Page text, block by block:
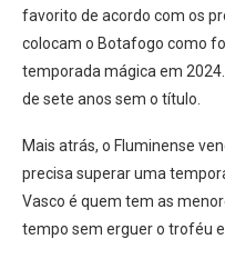
favorito de acordo com os
colocam o Botafogo como
temporada mágica em
de sete anos sem o título.
Mais atrás, o Fluminense
precisa superar uma
Vasco é quem tem as
tempo sem erguer o troféu